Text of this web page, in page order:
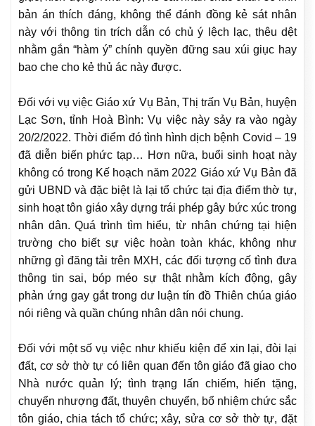
bản án thích đáng, không thể đánh đồng kẻ sát nhân
này với thông tin trích dẫn có chủ ý lệch lạc, thêu dệt
nhằm gắn “hàm ý” chính quyền đững sau xúi giục hay
bao che cho kẻ thủ ác này được.
Đối với vụ việc Giáo xứ Vụ Bản, Thị trấn Vụ Bản, huyện
Lạc Sơn, tỉnh Hoà Bình: Vụ việc này sảy ra vào ngày
20/2/2022. Thời điểm đó tình hình dịch bệnh Covid – 19
đã diễn biến phức tạp… Hơn nữa, buổi sinh hoạt này
không có trong Kế hoạch năm 2022 Giáo xứ Vụ Bản đã
gửi UBND và đặc biệt là lại tổ chức tại địa điểm thờ tự,
sinh hoạt tôn giáo xây dựng trái phép gây bức xúc trong
nhân dân. Quá trình tìm hiểu, từ nhân chứng tại hiện
trường cho biết sự việc hoàn toàn khác, không như
những gì đăng tải trên MXH, các đối tượng cố tình đưa
thông tin sai, bóp méo sự thật nhằm kích động, gây
phản ứng gay gắt trong dư luận tín đồ Thiên chúa giáo
nói riêng và quần chúng nhân dân nói chung.
Đối với một số vụ việc như khiếu kiện để xin lại, đòi lại
đất, cơ sở thờ tự có liên quan đến tôn giáo đã giao cho
Nhà nước quản lý; tình trạng lấn chiếm, hiến tặng,
chuyển nhượng đất, thuyên chuyển, bổ nhiệm chức sắc
tôn giáo, chia tách tổ chức; xây, sửa cơ sở thờ tự, đặt